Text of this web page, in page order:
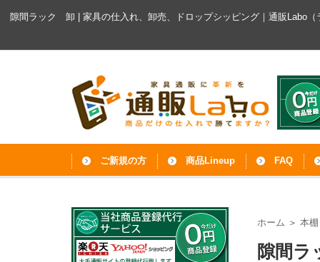
隙間ラック 卸 | 家具の仕入れ、卸売、ドロップシッピング｜通販Labo
ご新規の方 商品Lineup FAQ
ホーム ＞ 本
隙間ラ